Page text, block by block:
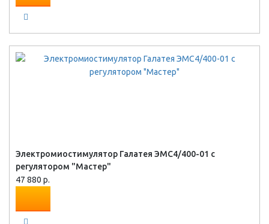
Электромиостимулятор Галатея ЭМС4/400-01 с
регулятором "Мастер"
47 880 р.